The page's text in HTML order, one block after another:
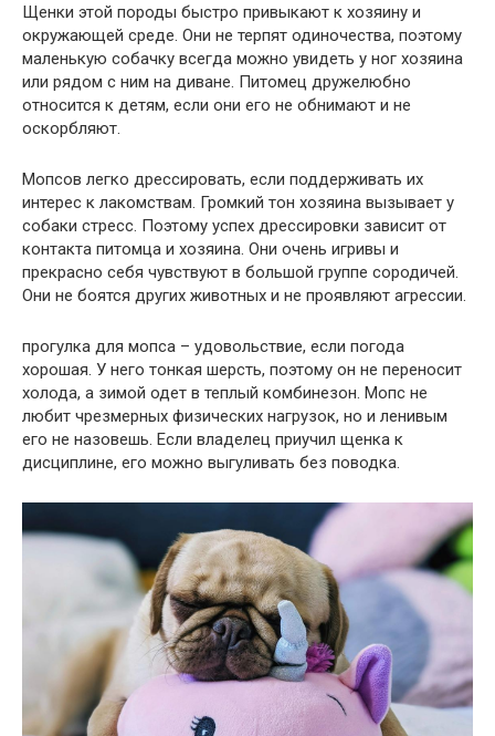
Щенки этой породы быстро привыкают к хозяину и
окружающей среде. Они не терпят одиночества, поэтому
маленькую собачку всегда можно увидеть у ног хозяина
или рядом с ним на диване. Питомец дружелюбно
относится к детям, если они его не обнимают и не
оскорбляют.
Мопсов легко дрессировать, если поддерживать их
интерес к лакомствам. Громкий тон хозяина вызывает у
собаки стресс. Поэтому успех дрессировки зависит от
контакта питомца и хозяина. Они очень игривы и
прекрасно себя чувствуют в большой группе сородичей.
Они не боятся других животных и не проявляют агрессии.
прогулка для мопса – удовольствие, если погода
хорошая. У него тонкая шерсть, поэтому он не переносит
холода, а зимой одет в теплый комбинезон. Мопс не
любит чрезмерных физических нагрузок, но и ленивым
его не назовешь. Если владелец приучил щенка к
дисциплине, его можно выгуливать без поводка.